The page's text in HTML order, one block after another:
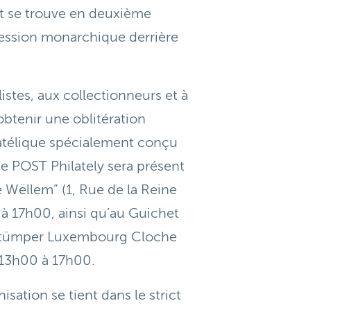
se trouve en deuxième
monarchique derrière
aux collectionneurs et à
une oblitération
spécialement conçu
POST Philately sera présent
(1, Rue de la Reine
17h00, ainsi qu’au Guichet
Luxembourg Cloche
à 17h00.
se tient dans le strict